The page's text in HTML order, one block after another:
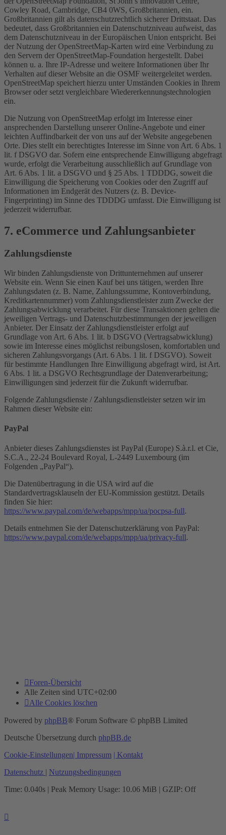
Cowley Road, Cambridge, CB4 0WS, Großbritannien, ein.
Großbritannien gilt als datenschutzrechtlich sicherer Drittstaat. Das
bedeutet, dass Großbritannien ein Datenschutzniveau aufweist, das
dem Datenschutzniveau in der Europäischen Union entspricht. Bei
der Nutzung der OpenStreetMap-Karten wird eine Verbindung zu
den Servern der OpenStreetMap-Foundation hergestellt. Dabei
können u. a. Ihre IP-Adresse und weitere Informationen über Ihr
Verhalten auf dieser Website an die OSMF weitergeleitet werden.
OpenStreetMap speichert hierzu unter Umständen Cookies in Ihrem
Browser oder setzt vergleichbare Wiedererkennungstechnologien
ein.
Die Nutzung von OpenStreetMap erfolgt im Interesse einer
ansprechenden Darstellung unserer Online-Angebote und einer
leichten Auffindbarkeit der von uns auf der Website angegebenen
Orte. Dies stellt ein berechtigtes Interesse im Sinne von Art. 6 Abs. 1
lit. f DSGVO dar. Sofern eine entsprechende Einwilligung abgefragt
wurde, erfolgt die Verarbeitung ausschließlich auf Grundlage von
Art. 6 Abs. 1 lit. a DSGVO und § 25 Abs. 1 TDDDG, soweit die
Einwilligung die Speicherung von Cookies oder den Zugriff auf
Informationen im Endgerät des Nutzers (z. B. Device-
Fingerprinting) im Sinne des TDDDG umfasst. Die Einwilligung ist
jederzeit widerrufbar.
7. eCommerce und Zahlungs­anbieter
Zahlungsdienste
Wir binden Zahlungsdienste von Drittunternehmen auf unserer
Website ein. Wenn Sie einen Kauf bei uns tätigen, werden Ihre
Zahlungsdaten (z. B. Name, Zahlungssumme, Kontoverbindung,
Kreditkartennummer) vom Zahlungsdienstleister zum Zwecke der
Zahlungsabwicklung verarbeitet. Für diese Transaktionen gelten die
jeweiligen Vertrags- und Datenschutzbestimmungen der jeweiligen
Anbieter. Der Einsatz der Zahlungsdienstleister erfolgt auf
Grundlage von Art. 6 Abs. 1 lit. b DSGVO (Vertragsabwicklung)
sowie im Interesse eines möglichst reibungslosen, komfortablen und
sicheren Zahlungsvorgangs (Art. 6 Abs. 1 lit. f DSGVO). Soweit
für bestimmte Handlungen Ihre Einwilligung abgefragt wird, ist Art.
6 Abs. 1 lit. a DSGVO Rechtsgrundlage der Datenverarbeitung;
Einwilligungen sind jederzeit für die Zukunft widerrufbar.
Folgende Zahlungsdienste / Zahlungsdienstleister setzen wir im
Rahmen dieser Website ein:
PayPal
Anbieter dieses Zahlungsdienstes ist PayPal (Europe) S.à.r.l. et Cie,
S.C.A., 22-24 Boulevard Royal, L-2449 Luxembourg (im
Folgenden „PayPal“).
Die Datenübertragung in die USA wird auf die
Standardvertragsklauseln der EU-Kommission gestützt. Details
finden Sie hier:
https://www.paypal.com/de/webapps/mpp/ua/pocpsa-full.
Details entnehmen Sie der Datenschutzerklärung von PayPal:
https://www.paypal.com/de/webapps/mpp/ua/privacy-full.
Foren-Übersicht
Alle Zeiten sind UTC+02:00
Alle Cookies löschen
Powered by phpBB® Forum Software © phpBB Limited
Deutsche Übersetzung durch phpBB.de
Cookie-Einstellungen| Impressum | Kontakt
Datenschutz | Nutzungsbedingungen
Time: 0.040s | Peak Memory Usage: 10.06 MiB | GZIP: Off